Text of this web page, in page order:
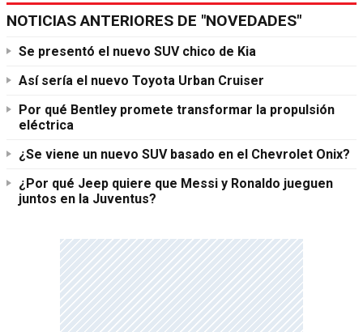
NOTICIAS ANTERIORES DE "NOVEDADES"
Se presentó el nuevo SUV chico de Kia
Así sería el nuevo Toyota Urban Cruiser
Por qué Bentley promete transformar la propulsión
eléctrica
¿Se viene un nuevo SUV basado en el Chevrolet Onix?
¿Por qué Jeep quiere que Messi y Ronaldo jueguen
juntos en la Juventus?